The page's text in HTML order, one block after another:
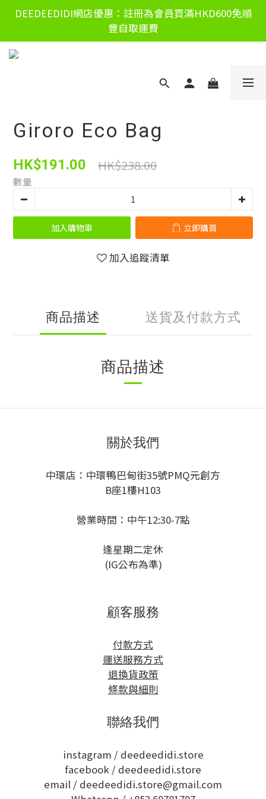
DEEDEEDIDI網店優惠：註冊為會員買滿HKD600免順
豐自取運費
Giroro Eco Bag
HK$191.00 HK$238.00
數量
加入購物車 立即購買
加入追蹤清單
商品描述 送貨及付款方式
商品描述
關於我們
中環店：中環鴨巴甸街35號PMQ元創方
B座1樓H103
營業時間：中午12:30-7點
逢星期二定休
(IG公布為準)
顧客服務
付款方式
運送服務方式
退換貨政策
條款與細則
聯絡我們
instagram / deedeedidi.store
facebook / deedeedidi.store
email / deedeedidi.store@gmail.com